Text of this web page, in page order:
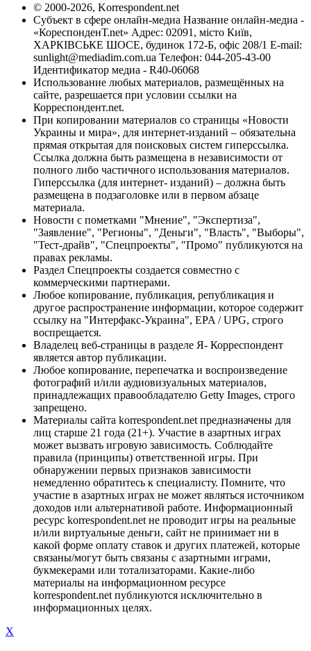
© 2000-2026, Korrespondent.net
Субъект в сфере онлайн-медиа Название онлайн-медиа -
«КореспонденТ.net» Адрес: 02091, місто Київ,
ХАРКІВСЬКЕ ШОСЕ, будинок 172-Б, офіс 208/1 E-mail:
sunlight@mediadim.com.ua Телефон: 044-205-43-00
Идентификатор медиа - R40-06068
Использование любых материалов, размещённых на
сайте, разрешается при условии ссылки на
Корреспондент.net.
При копировании материалов со страницы «Новости
Украины и мира», для интернет-изданий – обязательна
прямая открытая для поисковых систем гиперссылка.
Ссылка должна быть размещена в независимости от
полного либо частичного использования материалов.
Гиперссылка (для интернет- изданий) – должна быть
размещена в подзаголовке или в первом абзаце
материала.
Новости с пометками "Мнение", "Экспертиза",
"Заявление", "Регионы", "Деньги", "Власть", "Выборы",
"Тест-драйв", "Спецпроекты", "Промо" публикуются на
правах рекламы.
Раздел Спецпроекты создается совместно с
коммерческими партнерами.
Любое копирование, публикация, републикация и
другое распространение информации, которое содержит
ссылку на "Интерфакс-Украина", EPA / UPG, строго
воспрещается.
Владелец веб-страницы в разделе Я- Корреспондент
является автор публикации.
Любое копирование, перепечатка и воспроизведение
фотографий и/или аудиовизуальных материалов,
принадлежащих правообладателю Getty Images, строго
запрещено.
Материалы сайта korrespondent.net предназначены для
лиц старше 21 года (21+). Участие в азартных играх
может вызвать игровую зависимость. Соблюдайте
правила (принципы) ответственной игры. При
обнаружении первых признаков зависимости
немедленно обратитесь к специалисту. Помните, что
участие в азартных играх не может являться источником
доходов или альтернативой работе. Информационный
ресурс korrespondent.net не проводит игры на реальные
и/или виртуальные деньги, сайт не принимает ни в
какой форме оплату ставок и других платежей, которые
связаны/могут быть связаны с азартными играми,
букмекерами или тотализаторами. Какие-либо
материалы на информационном ресурсе
korrespondent.net публикуются исключительно в
информационных целях.
X